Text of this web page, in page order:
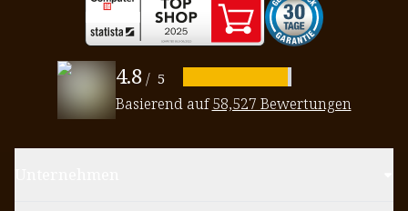
4.8 / 5
Basierend auf58,527 Bewertungen